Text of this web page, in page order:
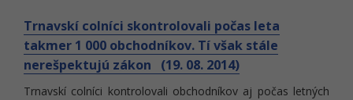
Trnavskí colníci skontrolovali počas leta
takmer 1 000 obchodníkov. Tí však stále
nerešpektujú zákon (19. 08. 2014)
Trnavskí colníci kontrolovali obchodníkov aj počas letných